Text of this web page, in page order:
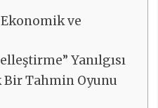
ve
Yanılgısı
Bir Tahmin Oyunu